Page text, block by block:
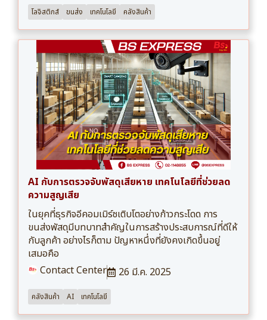
โลจิสติกส์ ขนส่ง เทคโนโลยี คลังสินค้า
AI กับการตรวจจับพัสดุเสียหาย เทคโนโลยีที่ช่วยลด
ความสูญเสีย
ในยุคที่ธุรกิจอีคอมเมิร์ซเติบโตอย่างก้าวกระโดด การ
ขนส่งพัสดุมีบทบาทสำคัญในการสร้างประสบการณ์ที่ดีให้
กับลูกค้า อย่างไรก็ตาม ปัญหาหนึ่งที่ยังคงเกิดขึ้นอยู่
เสมอคือ
Contact Center
26 มี.ค. 2025
คลังสินค้า AI เทคโนโลยี